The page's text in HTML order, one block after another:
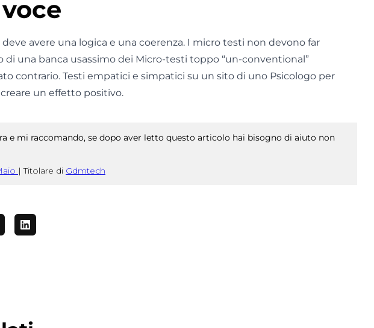
avere una logica e una coerenza. I micro testi non devono far
di una banca usassimo dei Micro-testi toppo “un-conventional”
contrario. Testi empatici e simpatici su un sito di uno Psicologo per
un effetto positivo.
e mi raccomando, se dopo aver letto questo articolo hai bisogno di aiuto non
| Titolare di Gdmtech